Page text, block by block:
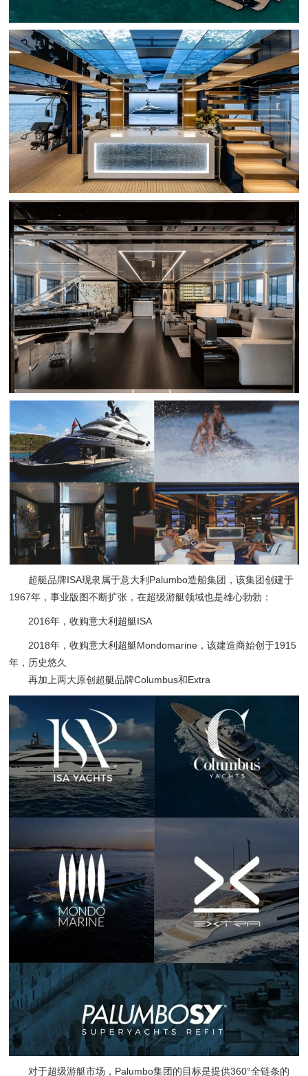
超艇品牌ISA现隶属于意大利Palumbo造船集团，该集团创建于
1967年，事业版图不断扩张，在超级游艇领域也是雄心勃勃：
2016年，收购意大利超艇ISA
2018年，收购意大利超艇Mondomarine，该建造商始创于1915
年，历史悠久
再加上两大原创超艇品牌Columbus和Extra
对于超级游艇市场，Palumbo集团的目标是提供360°全链条的